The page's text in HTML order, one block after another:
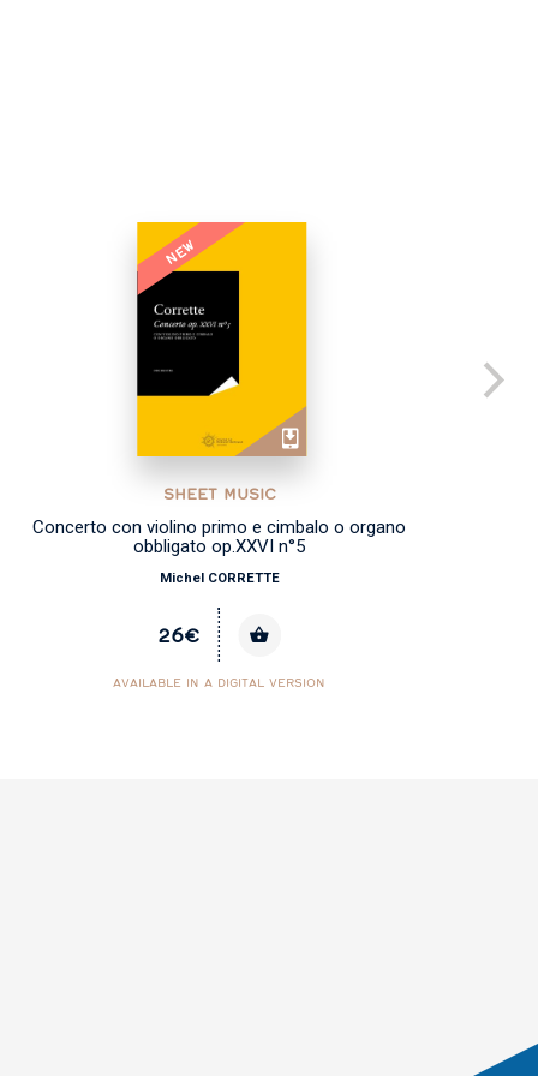
NEW
SHEET MUSIC
Concerto con violino primo e cimbalo o organo
obbligato op.XXVI n°5
Michel CORRETTE
26€
AVAILABLE IN A DIGITAL VERSION